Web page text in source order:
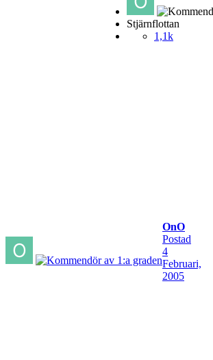
OnO
Postad
4
Februari,
2005
Stjärnflottan
1,1k